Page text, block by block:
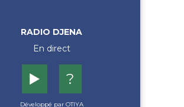
RADIO DJENA
En direct
▶️ ?
Développé par OTIYA